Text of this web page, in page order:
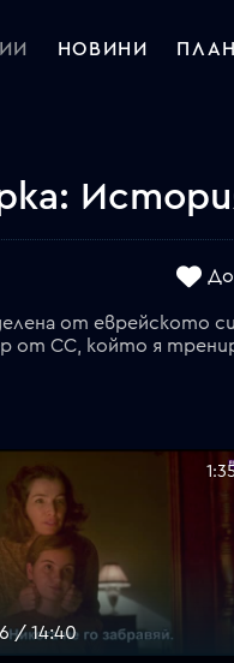
НОВИНИ
от еврейското
от СС, който я
/ 14:40